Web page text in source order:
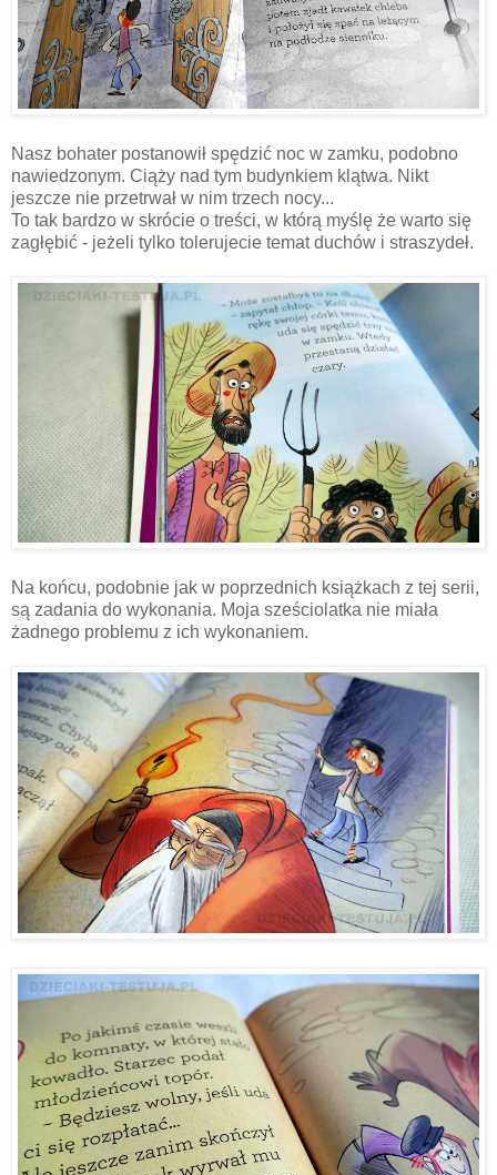
Nasz bohater postanowił spędzić noc w zamku, podobno
nawiedzonym. Ciąży nad tym budynkiem klątwa. Nikt
jeszcze nie przetrwał w nim trzech nocy...
To tak bardzo w skrócie o treści, w którą myślę że warto się
zagłębić - jeżeli tylko tolerujecie temat duchów i straszydeł.
Na końcu, podobnie jak w poprzednich książkach z tej serii,
są zadania do wykonania. Moja sześciolatka nie miała
żadnego problemu z ich wykonaniem.